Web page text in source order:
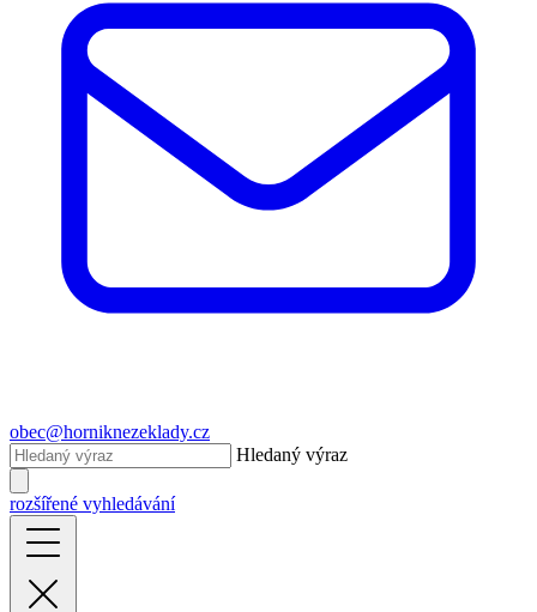
obec@horniknezeklady.cz
Hledaný výraz
rozšířené vyhledávání